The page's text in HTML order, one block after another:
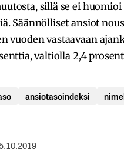
sillä se ei
Säännölliset ansiot
vuoden vastaavaan
valtiolla 2,4
ansiotasoindeksi